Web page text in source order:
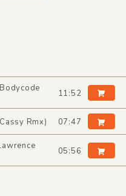
11:52
Rmx) 07:47
05:56